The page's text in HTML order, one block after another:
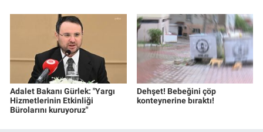
Adalet Bakanı Gürlek: "Yargı
Hizmetlerinin Etkinliği
Bürolarını kuruyoruz"
Dehşet! Bebeğini çöp
konteynerine bıraktı!